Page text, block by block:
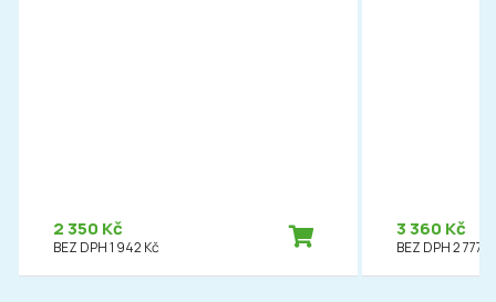
2 350 Kč
BEZ DPH 1 942 Kč
3 360 Kč
BEZ DPH 2 777